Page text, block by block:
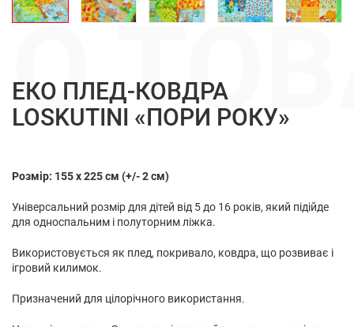
ЕКО ПЛЕД-КОВДРА
LOSKUTINI «ПОРИ РОКУ»
О
Розмір: 155 х 225 см (+/- 2 см)
Універсальний розмір для дітей від 5 до 16 років, який підійде
для односпальним і полуторним ліжка.
Використовується як плед, покривало, ковдра, що розвиває і
ігровий килимок.
Призначений для цілорічного використання.